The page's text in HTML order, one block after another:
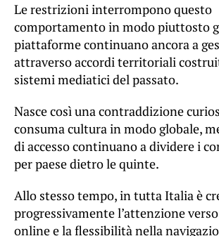
Le restrizioni interrompono questo
comportamento in modo piuttosto
piattaforme continuano ancora a
attraverso accordi territoriali
sistemi mediatici del passato.
Nasce così una contraddizione
consuma cultura in modo globale,
di accesso continuano a dividere i
per paese dietro le quinte.
Allo stesso tempo, in tutta Italia è
progressivamente l’attenzione
online e la flessibilità nella